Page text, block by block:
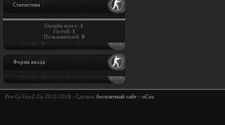
Статистика
Онлайн всего: 1
Гостей: 1
Пользователей: 0
Форма входа
Pro-Cs.UcoZ.Ua 2012-2018 - Сделать бесплатный сайт с uCoz